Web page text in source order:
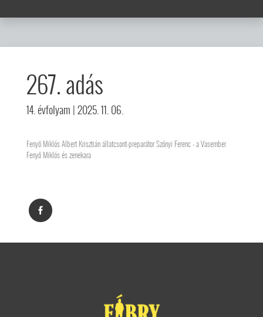
267. adás
14. évfolyam | 2025. 11. 06.
Fenyő Miklós Albert Krisztián állatcsont-preparátor Szőnyi Ferenc - a Vasember
Fenyő Miklós és zenekara